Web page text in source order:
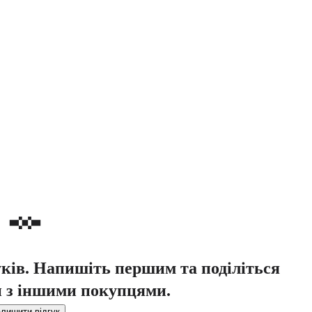
Напишіть першим та поділіться
з іншими покупцями.